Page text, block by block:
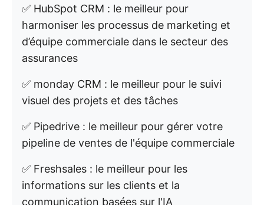
✅ HubSpot CRM : le meilleur pour
harmoniser les processus de marketing et
d’équipe commerciale dans le secteur des
assurances
✅ monday CRM : le meilleur pour le suivi
visuel des projets et des tâches
✅ Pipedrive : le meilleur pour gérer votre
pipeline de ventes de l'équipe commerciale
✅ Freshsales : le meilleur pour les
informations sur les clients et la
communication basées sur l'IA